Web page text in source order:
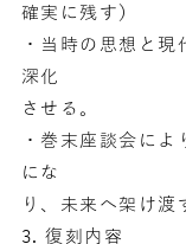
確実に残す）
・当時の思想と
深化
させる。
・巻末座談会に
にな
り、未来へ架け渡
3. 復刻内容